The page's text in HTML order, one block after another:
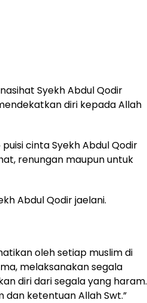
Syekh Abdul Qodir
diri kepada Allah
cinta Syekh Abdul Qodir
renungan maupun untuk
Abdul Qodir jaelani.
oleh setiap muslim di
melaksanakan segala
diri dari segala yang haram.
dan ketentuan Allah Swt.”